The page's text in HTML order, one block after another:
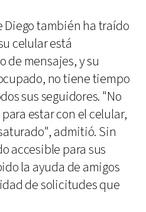
Diego también ha traído
celular está
de mensajes, y su
no tiene tiempo
sus seguidores. "No
estar con el celular,
admitió. Sin
accesible para sus
la ayuda de amigos
de solicitudes que